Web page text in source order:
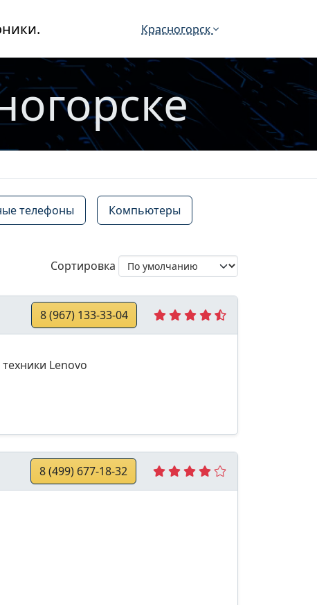
Красногорск
телефоны Компьютеры
Сортировка
8 (967) 133-33-04
Lenovo
8 (499) 677-18-32